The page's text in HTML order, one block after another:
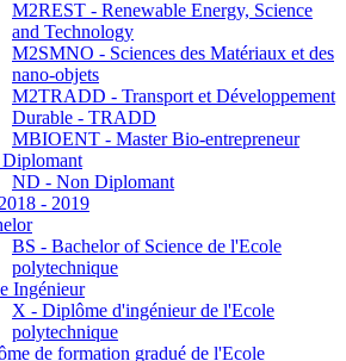
M2REST - Renewable Energy, Science
and Technology
M2SMNO - Sciences des Matériaux et des
nano-objets
M2TRADD - Transport et Développement
Durable - TRADD
MBIOENT - Master Bio-entrepreneur
ND - Non Diplomant
- 2019
BS - Bachelor of Science de l'Ecole
polytechnique
Ingénieur
X - Diplôme d'ingénieur de l'Ecole
polytechnique
de formation gradué de l'Ecole